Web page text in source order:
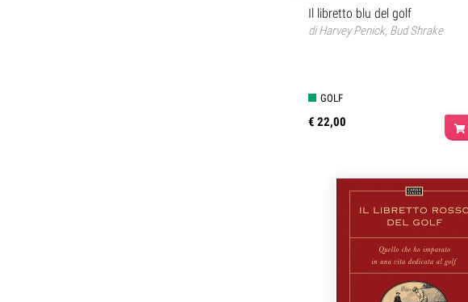
Il libretto blu del golf
diHarvey Penick, Bud Shrake
GOLF
€ 22,00